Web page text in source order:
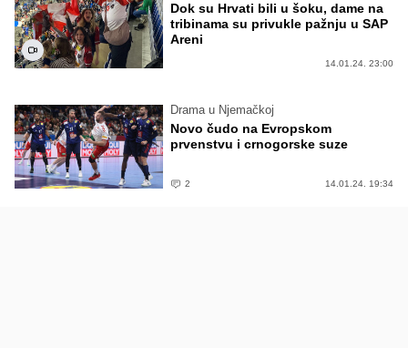
Dok su Hrvati bili u šoku, dame na
tribinama su privukle pažnju u SAP
Areni
14.01.24. 23:00
Drama u Njemačkoj
Novo čudo na Evropskom
prvenstvu i crnogorske suze
2 14.01.24. 19:34